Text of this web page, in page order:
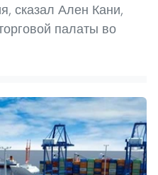
сказал Ален Кани,
палаты во